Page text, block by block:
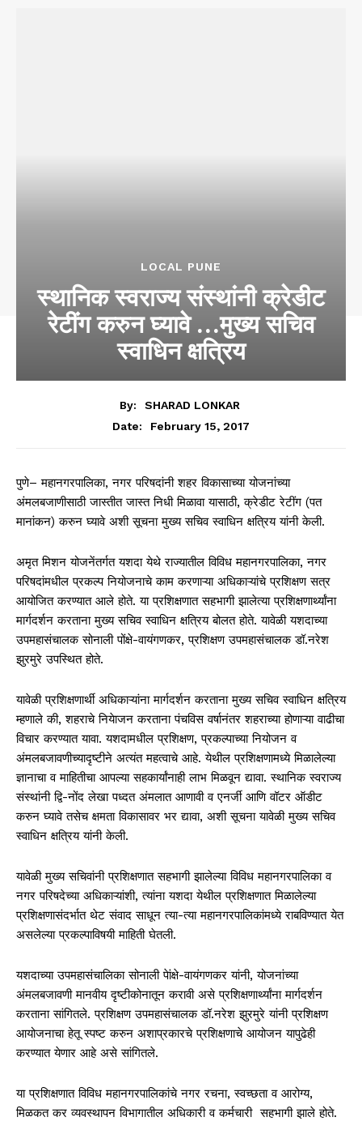
LOCAL PUNE
स्थानिक स्वराज्य संस्थांनी क्रेडीट
रेटींग करुन घ्यावे …मुख्य सचिव
स्वाधिन क्षत्रिय
By:
SHARAD LONKAR
Date:
February 15, 2017
पुणे– महानगरपालिका, नगर परिषदांनी शहर विकासाच्या योजनांच्या
अंमलबजाणीसाठी जास्तीत जास्त निधी मिळावा यासाठी, क्रेडीट रेटींग (पत
मानांकन) करुन घ्यावे अशी सूचना मुख्य सचिव स्वाधिन क्षत्रिय यांनी केली.
अमृत मिशन योजनेंतर्गत यशदा येथे राज्यातील विविध महानगरपालिका, नगर
परिषदांमधील प्रकल्प नियोजनाचे काम करणाऱ्या अधिकाऱ्यांचे प्रशिक्षण सत्र
आयोजित करण्यात आले होते. या प्रशिक्षणात सहभागी झालेत्या प्रशिक्षणार्थ्यांना
मार्गदर्शन करताना मुख्य सचिव स्वाधिन क्षत्रिय बोलत होते. यावेळी यशदाच्या
उपमहासंचालक सोनाली पोंक्षे-वायंगणकर, प्रशिक्षण उपमहासंचालक डॉ.नरेश
झुरमुरे उपस्थित होते.
यावेळी प्रशिक्षणार्थी अधिकाऱ्यांना मार्गदर्शन करताना मुख्य सचिव स्वाधिन क्षत्रिय
म्हणाले की, शहराचे नियेाजन करताना पंचविस वर्षानंतर शहराच्या होणाऱ्या वाढीचा
विचार करण्यात यावा. यशदामधील प्रशिक्षण, प्रकल्पाच्या नियोजन व
अंमलबजावणीच्यादृष्टीने अत्यंत महत्वाचे आहे. येथील प्रशिक्षणामध्ये मिळालेल्या
ज्ञानाचा व माहितीचा आपल्या सहकार्यांनाही लाभ मिळवून द्यावा. स्थानिक स्वराज्य
संस्थांनी द्वि-नोंद लेखा पध्दत अंमलात आणावी व एनर्जी आणि वॉटर ऑडीट
करुन घ्यावे तसेच क्षमता विकासावर भर द्यावा, अशी सूचना यावेळी मुख्य सचिव
स्वाधिन क्षत्रिय यांनी केली.
यावेळी मुख्य सचिवांनी प्रशिक्षणात सहभागी झालेल्या विविध महानगरपालिका व
नगर परिषदेच्या अधिकाऱ्यांशी, त्यांना यशदा येथील प्रशिक्षणात मिळालेल्या
प्रशिक्षणासंदर्भात थेट संवाद साधून त्या-त्या महानगरपालिकांमध्ये राबविण्यात येत
असलेल्या प्रकल्पाविषयी माहिती घेतली.
यशदाच्या उपमहासंचालिका सोनाली पेांक्षे-वायंगणकर यांनी, योजनांच्या
अंमलबजावणी मानवीय दृष्टीकोनातून करावी असे प्रशिक्षणार्थ्यांना मार्गदर्शन
करताना सांगितले. प्रशिक्षण उपमहासंचालक डॉ.नरेश झुरमुरे यांनी प्रशिक्षण
आयोजनाचा हेतू स्पष्ट करुन अशाप्रकारचे प्रशिक्षणाचे आयोजन यापुढेही
करण्यात येणार आहे असे सांगितले.
या प्रशिक्षणात विविध महानगरपालिकांचे नगर रचना, स्वच्छता व आरोग्य,
मिळकत कर व्यवस्थापन विभागातील अधिकारी व कर्मचारी सहभागी झाले होते.